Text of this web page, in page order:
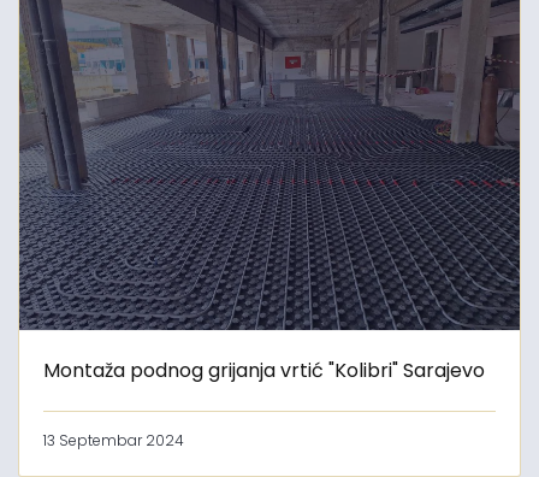
Montaža podnog grijanja vrtić "Kolibri" Sarajevo
13 Septembar 2024